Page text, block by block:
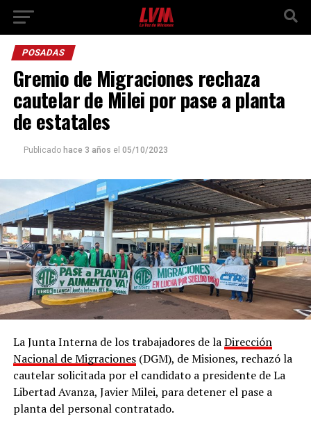
POSADAS
Gremio de Migraciones rechaza
cautelar de Milei por pase a planta
de estatales
Publicado hace 3 años el 05/10/2023
La Junta Interna de los trabajadores de laDirección
Nacional de Migraciones(DGM), de Misiones, rechazó la
cautelar solicitada por el candidato a presidente de La
Libertad Avanza, Javier Milei, para detener el pase a
planta del personal contratado.